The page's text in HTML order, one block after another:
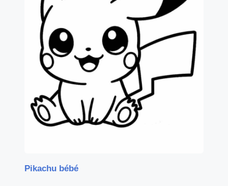
Pikachu bébé